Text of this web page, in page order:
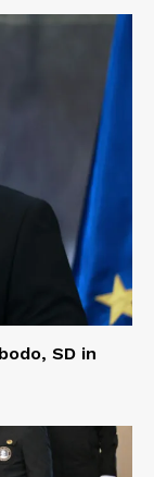
SD in